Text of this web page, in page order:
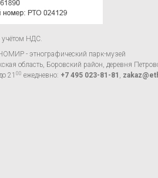
учётом НДС.
- этнографический парк-музей
область, Боровский район, деревня
21 00 ежедневно: +7 495 023-81-81 ,